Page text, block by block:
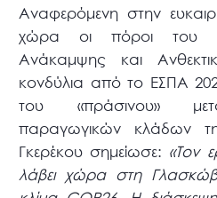
Αναφερόμενη στην
χώρα οι πόροι του
Ανάκαμψης και
κονδύλια από το ΕΣΠΑ
του «πράσινου»
παραγωγικών κλάδων
Γκερέκου σημείωσε: «Τον
λάβει χώρα στη